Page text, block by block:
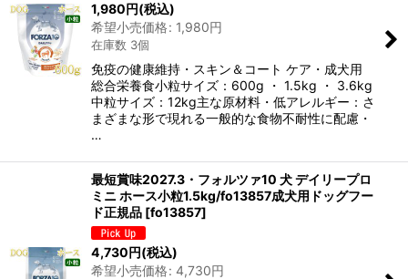
1,980円(税込)
希望小売価格: 1,980円
在庫数 3個
免疫の健康維持・スキン＆コート ケア・成犬用
総合栄養食小粒サイズ：600g ・ 1.5kg ・ 3.6kg
中粒サイズ：12kg主な原材料・低アレルギー：さ
まざまな形で現れる一般的な食物不耐性に配慮・
…
最短賞味2027.3・フォルツァ10 犬 デイリープロ
ミニ ホース小粒1.5kg/fo13857成犬用ドッグフー
ド正規品 [fo13857]
4,730円(税込)
希望小売価格: 4,730円